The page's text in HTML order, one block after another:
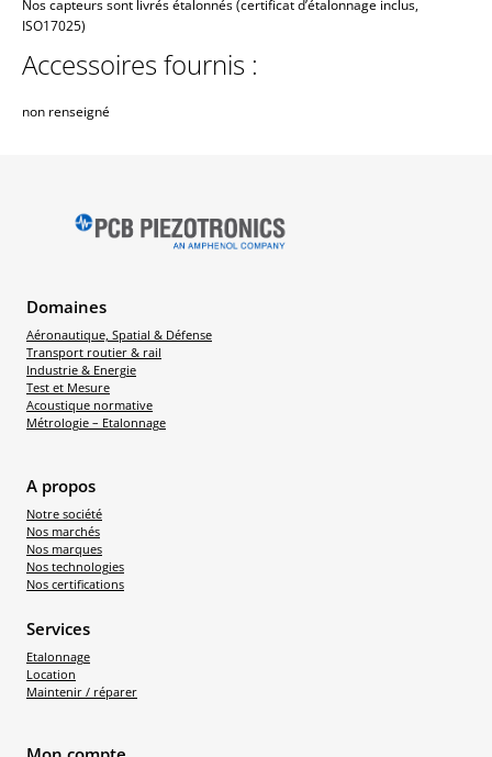
Nos capteurs sont livrés étalonnés (certificat d’étalonnage inclus,
ISO17025)
Accessoires fournis :
non renseigné
Domaines
Aéronautique, Spatial & Défense
Transport routier & rail
Industrie & Energie
Test et Mesure
Acoustique normative
Métrologie – Etalonnage
A propos
Notre société
Nos marchés
Nos marques
Nos technologies
Nos certifications
Services
Etalonnage
Location
Maintenir / réparer